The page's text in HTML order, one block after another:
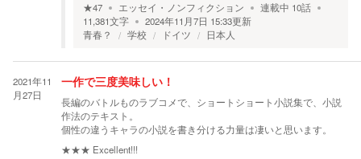
★47 エッセイ・ノンフィクション 連載中 10話
11,381文字 2024年11月7日 15:33更新
青春？
学校 ドイツ 日本人
2021年11
月27日
一作で三度美味しい！
長編のバトルものラブコメで、ショートショート小説集で、小説
作法のテキスト。
個性の違うキャラの小説を書き分ける力量は凄いと思います。
★★★ Excellent!!!